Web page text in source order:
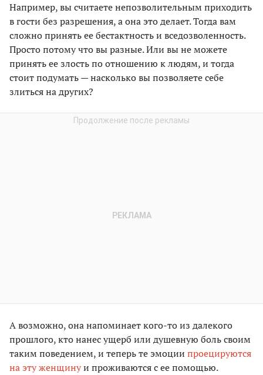
Например, вы считаете непозволительным приходить
в гости без разрешения, а она это делает. Тогда вам
сложно принять ее бестактность и вседозволенность.
Просто потому что вы разные. Или вы не можете
принять ее злость по отношению к людям, и тогда
стоит подумать — насколько вы позволяете себе
злиться на других?
А возможно, она напоминает кого-то из далекого
прошлого, кто нанес ущерб или душевную боль своим
таким поведением, и теперь те эмоции проецируются
на эту женщинуи проживаются с ее помощью.